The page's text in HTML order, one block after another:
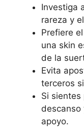
Investiga
rareza y
Prefiere
una skin
de la
Evita
terceros
Si
descanso
apoyo.